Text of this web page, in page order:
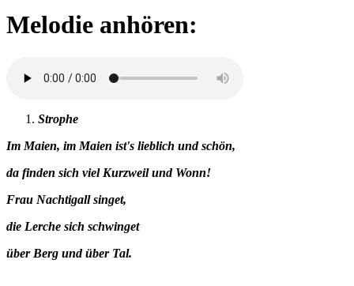
Melodie anhören:
Strophe
Im Maien, im Maien ist's lieblich und schön,
da finden sich viel Kurzweil und Wonn!
Frau Nachtigall singet,
die Lerche sich schwinget
über Berg und über Tal.